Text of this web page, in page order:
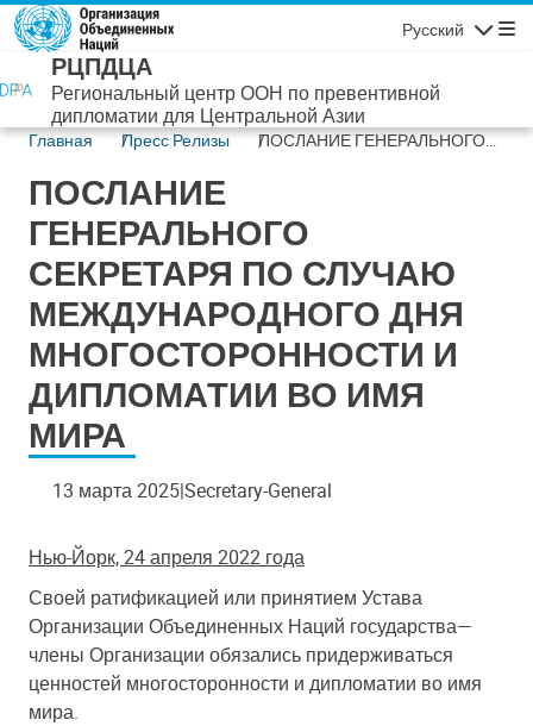
Перейти к основному содержанию
Русский
РЦПДЦА
Региональный центр ООН по превентивной
дипломатии для Центральной Азии
Главная Пресс Релизы
ПОСЛАНИЕ ГЕНЕРАЛЬНОГО
ДИПЛОМАТИИ ВО ИМЯ МИРА
ПОСЛАНИЕ
ГЕНЕРАЛЬНОГО
СЕКРЕТАРЯ ПО СЛУЧАЮ
МЕЖДУНАРОДНОГО ДНЯ
МНОГОСТОРОННОСТИ И
ДИПЛОМАТИИ ВО ИМЯ
МИРА
13 марта 2025Secretary-General
Нью-Йорк, 24 апреля 2022 года
Своей ратификацией или принятием Устава
Организации Объединенных Наций государства—
члены Организации обязались придерживаться
ценностей многосторонности и дипломатии во имя
мира.